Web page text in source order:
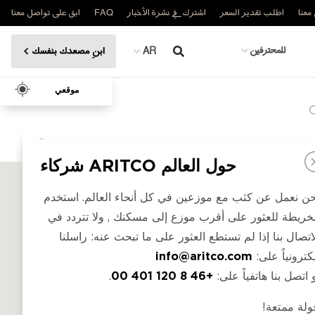
اطلب تقدير السعر اشترك في نشرة الأخبار FAQ ابق على تواصل معنا
للمحترفين AR ابنِ مصعدك بنفسك